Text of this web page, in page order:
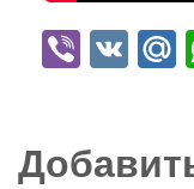
Viber
VK